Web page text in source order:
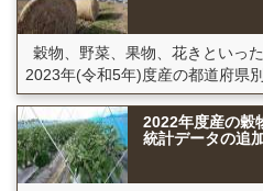
穀物、野菜、果物、花きといっ
2023年(令和5年)度産の都道府県別
2022年度産の穀
統計データの追